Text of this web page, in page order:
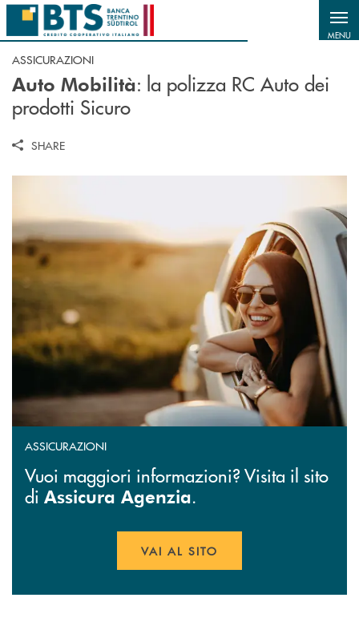
Salta al contenuto principale
MENU
ASSICURAZIONI
Auto Mobilità: la polizza RC Auto dei
prodotti Sicuro
SHARE
ASSICURAZIONI
Vuoi maggiori informazioni? Visita il sito
di Assicura Agenzia.
VAI AL SITO